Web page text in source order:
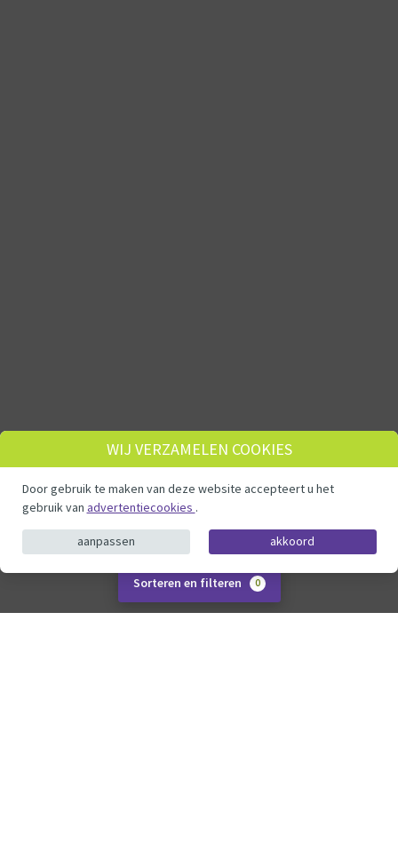
Sorteren en filteren 0
WIJ VERZAMELEN COOKIES
Door gebruik te maken van deze website accepteert u het
gebruik van advertentiecookies .
aanpassen akkoord